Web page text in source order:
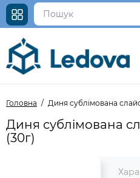
Головна Диня сублімована
Диня сублімована
(30г)